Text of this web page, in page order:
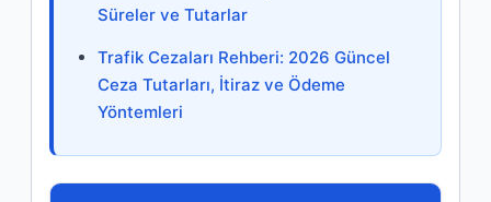
Süreler ve Tutarlar
Trafik Cezaları Rehberi: 2026 Güncel
Ceza Tutarları, İtiraz ve Ödeme
Yöntemleri